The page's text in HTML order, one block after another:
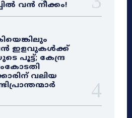
വൻ നീക്കം!
ഇളവുകൾക്ക്
പൂട്ട്; കേന്ദ്ര
വലിയ